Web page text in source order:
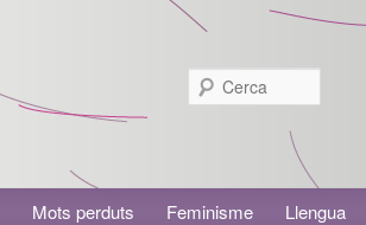
Mots perduts Feminisme Llengua